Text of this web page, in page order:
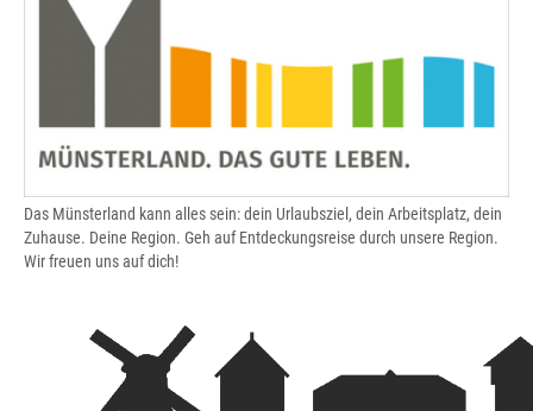
Das Münsterland kann alles sein: dein Urlaubsziel, dein Arbeitsplatz, dein
Zuhause. Deine Region. Geh auf Entdeckungsreise durch unsere Region.
Wir freuen uns auf dich!